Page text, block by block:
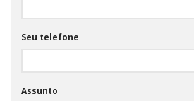
Seu telefone
Assunto